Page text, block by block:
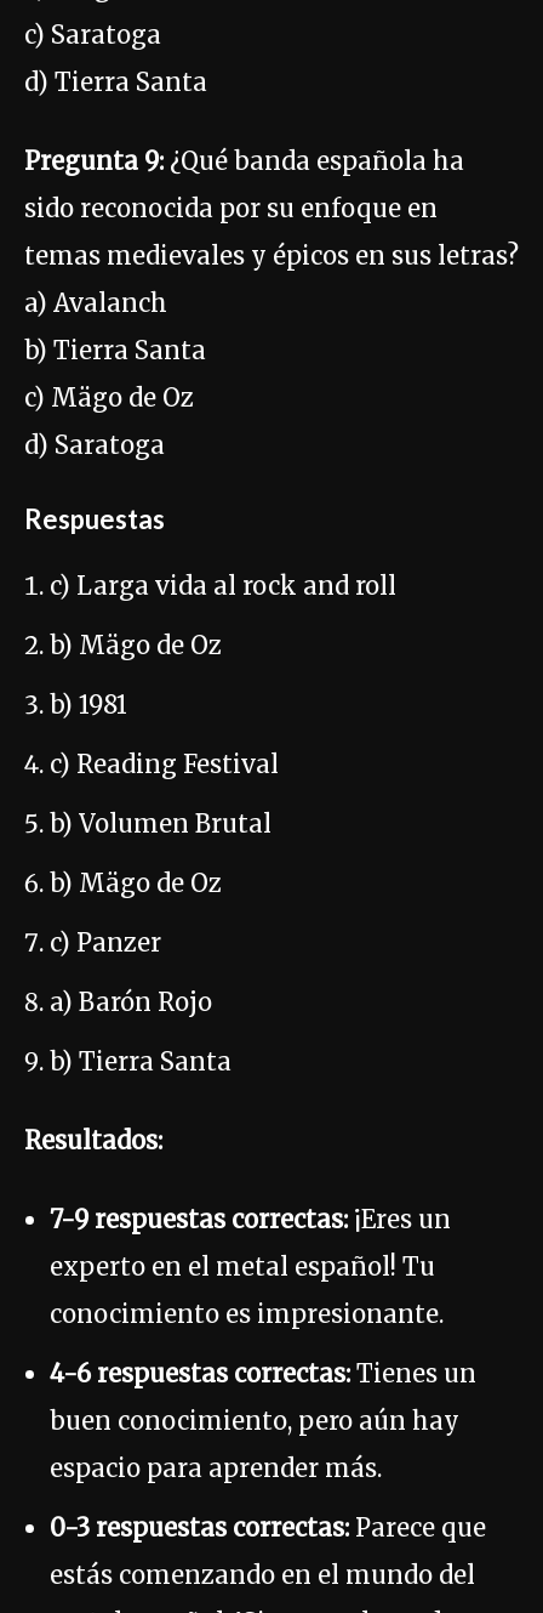
c) Saratoga
d) Tierra Santa
Pregunta 9: ¿Qué banda española ha
sido reconocida por su enfoque en
temas medievales y épicos en sus letras?
a) Avalanch
b) Tierra Santa
c) Mägo de Oz
d) Saratoga
Respuestas
c) Larga vida al rock and roll
b) Mägo de Oz
b) 1981
c) Reading Festival
b) Volumen Brutal
b) Mägo de Oz
c) Panzer
a) Barón Rojo
b) Tierra Santa
Resultados:
7-9 respuestas correctas: ¡Eres un
experto en el metal español! Tu
conocimiento es impresionante.
4-6 respuestas correctas: Tienes un
buen conocimiento, pero aún hay
espacio para aprender más.
0-3 respuestas correctas: Parece que
estás comenzando en el mundo del